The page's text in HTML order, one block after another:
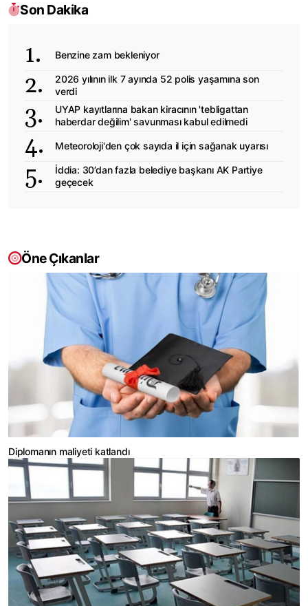
Son Dakika
Benzine zam bekleniyor
2026 yılının ilk 7 ayında 52 polis yaşamına son
verdi
UYAP kayıtlarına bakan kiracının 'tebligattan
haberdar değilim' savunması kabul edilmedi
Meteoroloji'den çok sayıda il için sağanak uyarısı
İddia: 30’dan fazla belediye başkanı AK Partiye
geçecek
Öne Çıkanlar
Diplomanın maliyeti katlandı